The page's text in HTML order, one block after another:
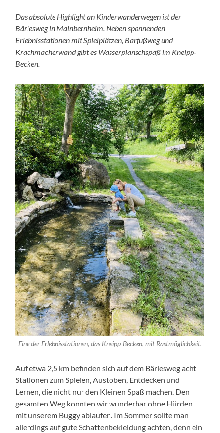
Das absolute Highlight an Kinderwanderwegen ist der
Bärlesweg in Mainbernheim. Neben spannenden
Erlebnisstationen mit Spielplätzen, Barfußweg und
Krachmacherwand gibt es Wasserplanschspaß im Kneipp-
Becken.
Eine der Erlebnisstationen, das Kneipp-Becken, mit Rastmöglichkeit.
Auf etwa 2,5 km befinden sich auf dem Bärlesweg acht
Stationen zum Spielen, Austoben, Entdecken und
Lernen, die nicht nur den Kleinen Spaß machen. Den
gesamten Weg konnten wir wunderbar ohne Hürden
mit unserem Buggy ablaufen. Im Sommer sollte man
allerdings auf gute Schattenbekleidung achten, denn ein